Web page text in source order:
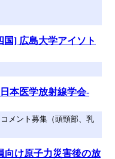
国] 広島大学アイソト
本医学放射線学会-
メント募集（頭頸部、乳
向け原子力災害後の放